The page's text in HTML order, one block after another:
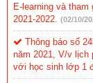
E-learning và
2021-2022.
(02/10/
Thông báo số
năm 2021, V/v lịch
với học sinh lớp 1